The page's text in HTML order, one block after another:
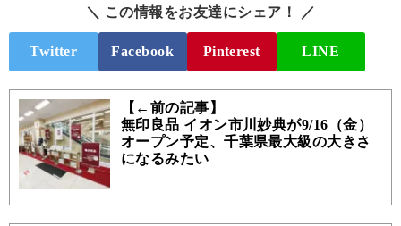
＼ この情報をお友達にシェア！ ／
Twitter Facebook Pinterest LINE
【←前の記事】
無印良品 イオン市川妙典が9/16（金）
オープン予定、千葉県最大級の大きさ
になるみたい